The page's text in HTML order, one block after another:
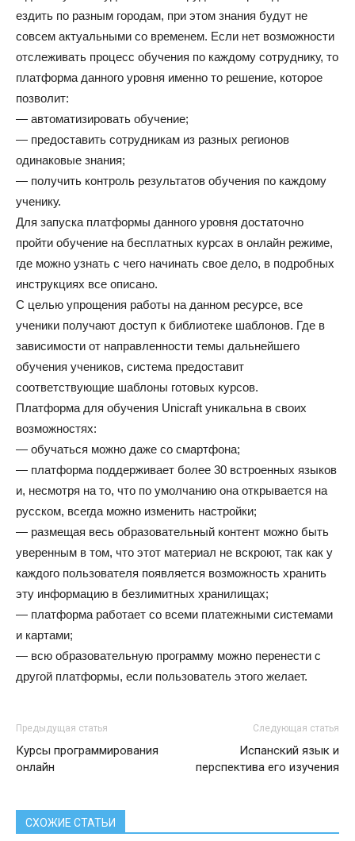
ездить по разным городам, при этом знания будут не
совсем актуальными со временем. Если нет возможности
отслеживать процесс обучения по каждому сотруднику, то
платформа данного уровня именно то решение, которое
позволит:
— автоматизировать обучение;
— предоставить сотрудникам из разных регионов
одинаковые знания;
— получить контроль результатов обучения по каждому
ученику.
Для запуска платформы данного уровня достаточно
пройти обучение на бесплатных курсах в онлайн режиме,
где можно узнать с чего начинать свое дело, в подробных
инструкциях все описано.
С целью упрощения работы на данном ресурсе, все
ученики получают доступ к библиотеке шаблонов. Где в
зависимости от направленности темы дальнейшего
обучения учеников, система предоставит
соответствующие шаблоны готовых курсов.
Платформа для обучения Unicraft уникальна в своих
возможностях:
— обучаться можно даже со смартфона;
— платформа поддерживает более 30 встроенных языков
и, несмотря на то, что по умолчанию она открывается на
русском, всегда можно изменить настройки;
— размещая весь образовательный контент можно быть
уверенным в том, что этот материал не вскроют, так как у
каждого пользователя появляется возможность хранить
эту информацию в безлимитных хранилищах;
— платформа работает со всеми платежными системами
и картами;
— всю образовательную программу можно перенести с
другой платформы, если пользователь этого желает.
Предыдущая статья
Курсы программирования
онлайн
Следующая статья
Испанский язык и
перспектива его изучения
СХОЖИЕ СТАТЬИ